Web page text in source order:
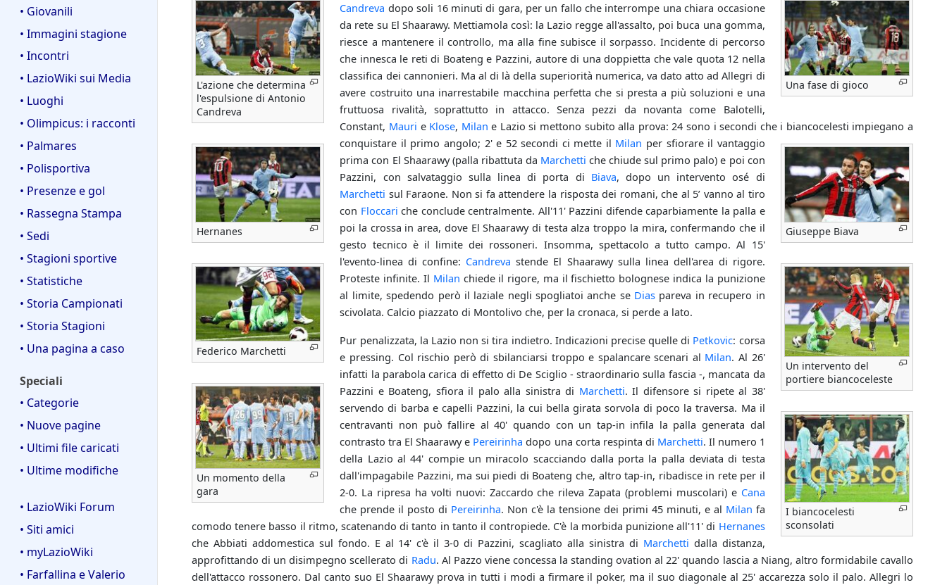
• Giovanili
• Immagini stagione
• Incontri
• LazioWiki sui Media
• Luoghi
• Olimpicus: i racconti
• Palmares
• Polisportiva
• Presenze e gol
• Rassegna Stampa
• Sedi
• Stagioni sportive
• Statistiche
• Storia Campionati
• Storia Stagioni
• Una pagina a caso
Speciali
• Categorie
• Nuove pagine
• Ultimi file caricati
• Ultime modifiche
• LazioWiki Forum
• Siti amici
• myLazioWiki
• Farfallina e Valerio
L'azione che determina
l'espulsione di Antonio
Candreva
Una fase di gioco
Hernanes Giuseppe Biava
Federico Marchetti
Un intervento del
portiere biancoceleste
Un momento della
gara
I biancocelesti
sconsolati
Candreva dopo soli 16 minuti di gara, per un fallo che interrompe una chiara occasione
da rete su El Shaarawy. Mettiamola così: la Lazio regge all'assalto, poi buca una gomma,
riesce a mantenere il controllo, ma alla fine subisce il sorpasso. Incidente di percorso
che innesca le reti di Boateng e Pazzini, autore di una doppietta che vale quota 12 nella
classifica dei cannonieri. Ma al di là della superiorità numerica, va dato atto ad Allegri di
avere costruito una inarrestabile macchina perfetta che si presta a più soluzioni e una
fruttuosa rivalità, soprattutto in attacco. Senza pezzi da novanta come Balotelli,
Constant, Mauri e Klose, Milan e Lazio si mettono subito alla prova: 24 sono i secondi che i biancocelesti impiegano a
conquistare il primo angolo; 2' e 52 secondi ci mette il Milan per sfiorare il vantaggio
prima con El Shaarawy (palla ribattuta da Marchetti che chiude sul primo palo) e poi con
Pazzini, con salvataggio sulla linea di porta di Biava, dopo un intervento osé di
Marchetti sul Faraone. Non si fa attendere la risposta dei romani, che al 5’ vanno al tiro
con Floccari che conclude centralmente. All'11' Pazzini difende caparbiamente la palla e
poi la crossa in area, dove El Shaarawy di testa alza troppo la mira, confermando che il
gesto tecnico è il limite dei rossoneri. Insomma, spettacolo a tutto campo. Al 15'
l'evento-linea di confine: Candreva stende El Shaarawy sulla linea dell'area di rigore.
Proteste infinite. Il Milan chiede il rigore, ma il fischietto bolognese indica la punizione
al limite, spedendo però il laziale negli spogliatoi anche se Dias pareva in recupero in
scivolata. Calcio piazzato di Montolivo che, per la cronaca, si perde a lato.
Pur penalizzata, la Lazio non si tira indietro. Indicazioni precise quelle di Petkovic: corsa
e pressing. Col rischio però di sbilanciarsi troppo e spalancare scenari al Milan. Al 26'
infatti la parabola carica di effetto di De Sciglio - straordinario sulla fascia -, mancata da
Pazzini e Boateng, sfiora il palo alla sinistra di Marchetti. Il difensore si ripete al 38'
servendo di barba e capelli Pazzini, la cui bella girata sorvola di poco la traversa. Ma il
centravanti non può fallire al 40' quando con un tap-in infila la palla generata dal
contrasto tra El Shaarawy e Pereirinha dopo una corta respinta di Marchetti. Il numero 1
della Lazio al 44' compie un miracolo scacciando dalla porta la palla deviata di testa
dall'impagabile Pazzini, ma sui piedi di Boateng che, altro tap-in, ribadisce in rete per il
2-0. La ripresa ha volti nuovi: Zaccardo che rileva Zapata (problemi muscolari) e Cana
che prende il posto di Pereirinha. Non c'è la tensione dei primi 45 minuti, e al Milan fa
comodo tenere basso il ritmo, scatenando di tanto in tanto il contropiede. C'è la morbida punizione all'11' di Hernanes
che Abbiati addomestica sul fondo. E al 14' c'è il 3-0 di Pazzini, scagliato alla sinistra di Marchetti dalla distanza,
approfittando di un disimpegno scellerato di Radu. Al Pazzo viene concessa la standing ovation al 22' quando lascia a Niang, altro formidabile cavallo
dell'attacco rossonero. Dal canto suo El Shaarawy prova in tutti i modi a firmare il poker, ma il suo diagonale al 25' accarezza solo il palo. Allegri lo